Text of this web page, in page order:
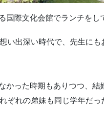
際文化会館でランチをし
い出深い時代で、先生にも
かった時期もありつつ、
ぞれの弟妹も同じ学年だ